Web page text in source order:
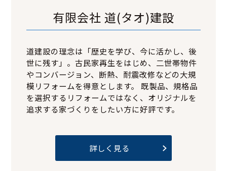
有限会社 道(タオ)建設
道建設の理念は「歴史を学び、今に活かし、後
世に残す」。古民家再生をはじめ、二世帯物件
やコンバージョン、断熱、耐震改修などの大規
模リフォームを得意とします。 既製品、規格品
を選択するリフォームではなく、オリジナルを
追求する家づくりをしたい方に好評です。
詳しく見る